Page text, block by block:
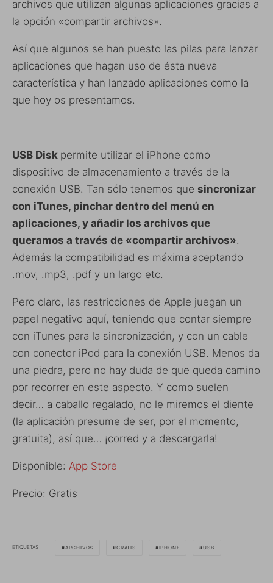
archivos que utilizan algunas aplicaciones gracias a
la opción «compartir archivos».
Así que algunos se han puesto las pilas para lanzar
aplicaciones que hagan uso de ésta nueva
característica y han lanzado aplicaciones como la
que hoy os presentamos.
USB Disk permite utilizar el iPhone como
dispositivo de almacenamiento a través de la
conexión USB. Tan sólo tenemos que sincronizar
con iTunes, pinchar dentro del menú en
aplicaciones, y añadir los archivos que
queramos a través de «compartir archivos».
Además la compatibilidad es máxima aceptando
.mov, .mp3, .pdf y un largo etc.
Pero claro, las restricciones de Apple juegan un
papel negativo aquí, teniendo que contar siempre
con iTunes para la sincronización, y con un cable
con conector iPod para la conexión USB. Menos da
una piedra, pero no hay duda de que queda camino
por recorrer en este aspecto. Y como suelen
decir… a caballo regalado, no le miremos el diente
(la aplicación presume de ser, por el momento,
gratuita), así que… ¡corred y a descargarla!
Disponible: App Store
Precio: Gratis
ETIQUETAS ARCHIVOS GRATIS IPHONE USB